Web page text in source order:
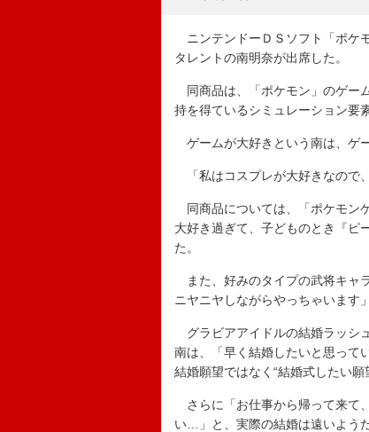
ニンテンドーＤＳソフト「ポケ
タレントの南明奈が出席した。
同商品は、「ポケモン」のゲー
持を得ているシミュレーション要
ゲームが大好きという南は、ゲ
「私はコスプレが大好きなので
同商品については、「ポケモン
大好き過ぎて、子どものとき『ピ
た。
また、好みのタイプの武将キャ
ニヤニヤしながらやっちゃいます
グラビアアイドルの結婚ラッシ
南は、「早く結婚したいと思って
結婚願望ではなく“結婚式したい願
さらに「お仕事から帰って来て
い…」と、実際の結婚は遠いようだ